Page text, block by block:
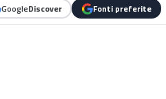
GoogleDiscover Fonti preferite